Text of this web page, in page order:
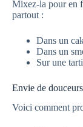
Mixez-la pour en
partout :
Dans un
Dans un
Sur une
Envie de
Voici comment